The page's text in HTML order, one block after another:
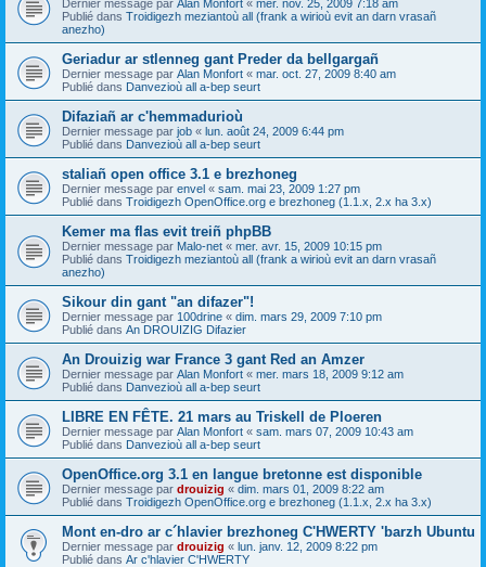
Dernier message par Alan Monfort « mer. nov. 25, 2009 7:18 am
Publié dans Troidigezh meziantoù all (frank a wirioù evit an darn vrasañ
anezho)
Geriadur ar stlenneg gant Preder da bellgargañ
Dernier message par Alan Monfort « mar. oct. 27, 2009 8:40 am
Publié dans Danvezioù all a-bep seurt
Difaziañ ar c'hemmadurioù
Dernier message par job « lun. août 24, 2009 6:44 pm
Publié dans Danvezioù all a-bep seurt
staliañ open office 3.1 e brezhoneg
Dernier message par envel « sam. mai 23, 2009 1:27 pm
Publié dans Troidigezh OpenOffice.org e brezhoneg (1.1.x, 2.x ha 3.x)
Kemer ma flas evit treiñ phpBB
Dernier message par Malo-net « mer. avr. 15, 2009 10:15 pm
Publié dans Troidigezh meziantoù all (frank a wirioù evit an darn vrasañ
anezho)
Sikour din gant "an difazer"!
Dernier message par 100drine « dim. mars 29, 2009 7:10 pm
Publié dans An DROUIZIG Difazier
An Drouizig war France 3 gant Red an Amzer
Dernier message par Alan Monfort « mer. mars 18, 2009 9:12 am
Publié dans Danvezioù all a-bep seurt
LIBRE EN FÊTE. 21 mars au Triskell de Ploeren
Dernier message par Alan Monfort « sam. mars 07, 2009 10:43 am
Publié dans Danvezioù all a-bep seurt
OpenOffice.org 3.1 en langue bretonne est disponible
Dernier message par drouizig « dim. mars 01, 2009 8:22 am
Publié dans Troidigezh OpenOffice.org e brezhoneg (1.1.x, 2.x ha 3.x)
Mont en-dro ar c´hlavier brezhoneg C'HWERTY 'barzh Ubuntu
Dernier message par drouizig « lun. janv. 12, 2009 8:22 pm
Publié dans Ar c'hlavier C'HWERTY